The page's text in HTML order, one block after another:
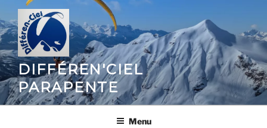
Aller
au
contenu
principal
DIFFÉREN'CIEL
PARAPENTE
Menu